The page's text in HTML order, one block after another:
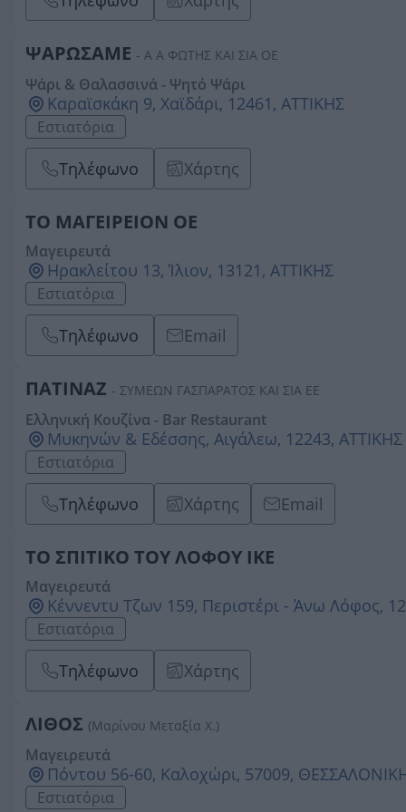
ΨΑΡΩΣΑΜΕ - Α Α ΦΩΤΗΣ ΚΑΙ ΣΙΑ ΟΕ
Ψάρι & Θαλασσινά - Ψητό Ψάρι
Καραϊσκάκη 9, Χαϊδάρι, 12461, ΑΤΤΙΚΗΣ
Εστιατόρια
Τηλέφωνο Χάρτης
ΤΟ ΜΑΓΕΙΡΕΙΟΝ ΟΕ
Μαγειρευτά
Ηρακλείτου 13, Ίλιον, 13121, ΑΤΤΙΚΗΣ
Εστιατόρια
Τηλέφωνο Email
ΠΑΤΙΝΑΖ - ΣΥΜΕΩΝ ΓΑΣΠΑΡΑΤΟΣ ΚΑΙ ΣΙΑ ΕΕ
Ελληνική Κουζίνα - Bar Restaurant
Μυκηνών & Εδέσσης, Αιγάλεω, 12243, ΑΤΤΙΚΗΣ
Εστιατόρια
Τηλέφωνο Χάρτης Email
ΤΟ ΣΠΙΤΙΚΟ ΤΟΥ ΛΟΦΟΥ ΙΚΕ
Μαγειρευτά
Κέννεντυ Τζων 159, Περιστέρι - Άνω Λόφος,
Εστιατόρια
Τηλέφωνο Χάρτης
ΛΙΘΟΣ (Μαρίνου Μεταξία Χ.)
Μαγειρευτά
Πόντου 56-60, Καλοχώρι, 57009,
Εστιατόρια